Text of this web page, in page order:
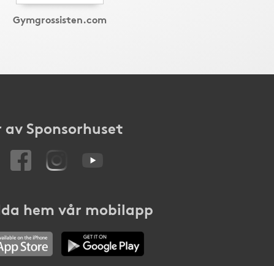
Gymgrossisten.com
av Sponsorhuset
hem vår mobilapp